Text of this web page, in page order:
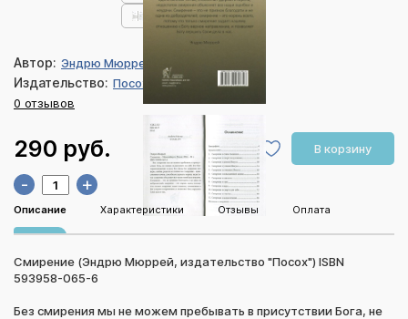
Автор: Эндрю Мюррей
Издательство: Посох
0 отзывов
290 руб. В корзину
- +
Описание Характеристики Отзывы Оплата
Смирение (Эндрю Мюррей, издательство "Посох") ISBN
593958-065-6
Без смирения мы не можем пребывать в присутствии Бога, не